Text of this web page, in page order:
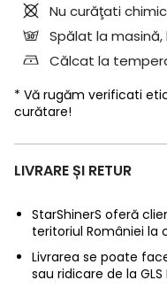
Nu curăţati
Spălat la
Călcat la
* Vă rugăm verificati
curătare!
LIVRARE ȘI RETUR
StarShinerS oferă
teritoriul României la
Livrarea se poate
sau ridicare de la